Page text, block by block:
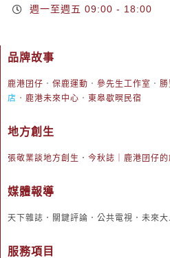
週一至週五 09:00 - 18:00
品牌故事
鹿港囝仔 ． 保鹿運動 ． 參先生工作室 ． 勝
店 ． 鹿港未來中心 ． 東皋歇暝民宿
地方創生
張敬業談地方創生 ． 今秋誌｜鹿港囝仔
媒體報導
天下雜誌．關鍵評論．公共電視．未來
服務項目